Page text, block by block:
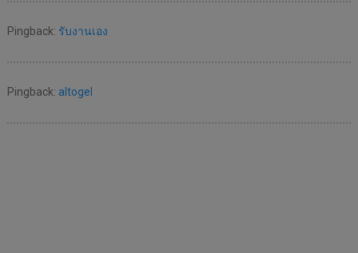
Pingback: รับงานเอง
Pingback: altogel